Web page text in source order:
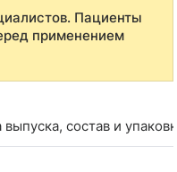
Пациенты
применением
состав и упаковка